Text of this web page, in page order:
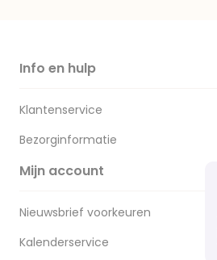
Info en hulp
Klantenservice
Bezorginformatie
Mijn account
Nieuwsbrief voorkeuren
Kalenderservice